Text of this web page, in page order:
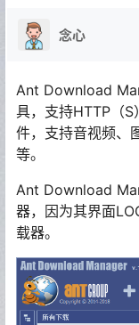
念心
Ant Download
具，支持HTTP（S
件，支持音视频、
等。
Ant Download
器，因为其界面
载器。